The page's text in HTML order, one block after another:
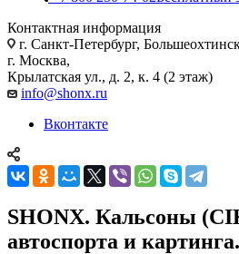
Контактная информация
г. Санкт-Петербург,
г. Москва,
Крылатская ул., д. 2, к. 4 (2 этаж)
info@shonx.ru
Вконтакте
SHONX. Кальсоны
автоспорта и картинга.